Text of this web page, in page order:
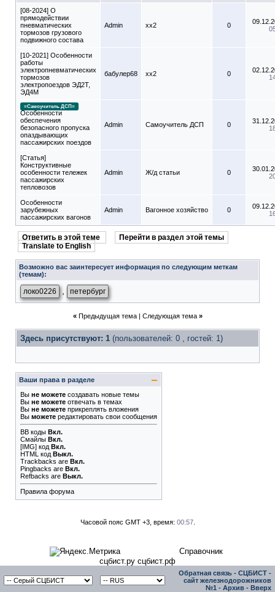
[08-2024] О
прямодействии
пневматических
тормозов грузового
подвижного состава
Admin xx2 0
[10-2021] Особенности
работы
электропневматических
тормозов
электропоездов ЭД2Т,
ЭД4М
бабулер68 xx2 0
=Самоучитель ДСП=
Особенности
обеспечения
безопасного пропуска
опаздывающих
пассажирских поездов
Admin Самоучитель ДСП 0
[Статья]
Конструктивные
особенности тележек
пассажирских
тепловозов
Admin Ж/д статьи 0
Особенности
зарубежных
пассажирских вагонов
Admin Вагонное хозяйство 0
Ответить в этой теме
Перейти в раздел этой темы
Translate to English
Возможно вас заинтересует информация по следующим меткам
(темам):
локо0226 петербург
« Предыдущая тема| Следующая тема »
Здесь присутствуют: 1 (пользователей: 0 , гостей: 1)
Ваши права в разделе
Вы не можете создавать новые темы
Вы не можете отвечать в темах
Вы не можете прикреплять вложения
Вы можете редактировать свои сообщения
BB коды Вкл.
Смайлы Вкл.
[IMG] код Вкл.
HTML код Выкл.
Trackbacks are Вкл.
Pingbacks are Вкл.
Refbacks are Выкл.
Правила форума
Часовой пояс GMT +3, время: 00:57.
Справочник
сцбист.ру сцбист.рф
Обратная связь - СЦБИСТ -
сайт железнодорожников
№1 - Архив - Вверх